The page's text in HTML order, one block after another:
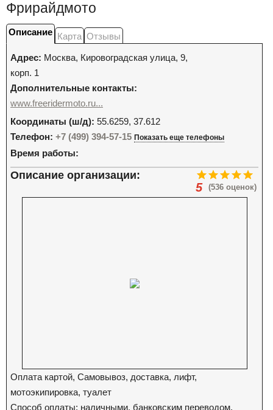
Фрирайдмото
Описание Карта Отзывы
Адрес: Москва, Кировоградская улица, 9,
корп. 1
Дополнительные контакты:
www.freeridermoto.ru...
Координаты (ш/д): 55.6259, 37.612
Телефон: +7 (499) 394-57-15 Показать еще телефоны
Время работы:
(536 оценок)
5
Описание организации:
Оплата картой, Самовывоз, доставка, лифт,
мотоэкипировка, туалет
Способ оплаты: наличными, банковским переводом,